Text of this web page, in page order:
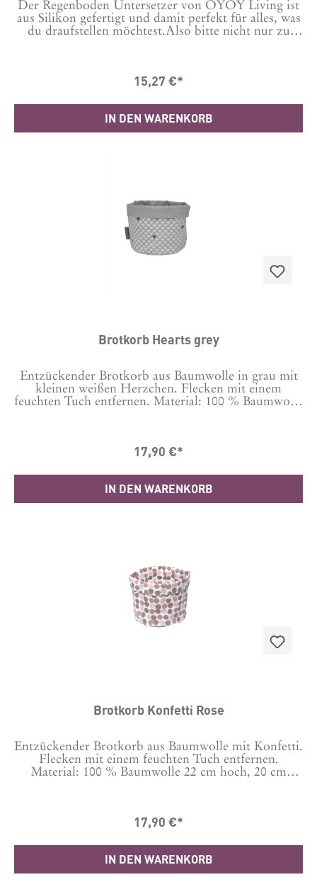
Der Regenboden Untersetzer von OYOY Living ist
aus Silikon gefertigt und damit perfekt für alles, was
du draufstellen möchtest.Also bitte nicht nur zu
Reinigung aber ein feuchtes Tuch.
15,27 €*
IN DEN WARENKORB
Brotkorb Hearts grey
Entzückender Brotkorb aus Baumwolle in grau mit
kleinen weißen Herzchen. Flecken mit einem
feuchten Tuch entfernen. Material: 100 % Baumwolle
17,90 €*
IN DEN WARENKORB
Brotkorb Konfetti Rose
Entzückender Brotkorb aus Baumwolle mit Konfetti.
Flecken mit einem feuchten Tuch entfernen.
Material: 100 % Baumwolle 22 cm hoch, 20 cm
17,90 €*
IN DEN WARENKORB